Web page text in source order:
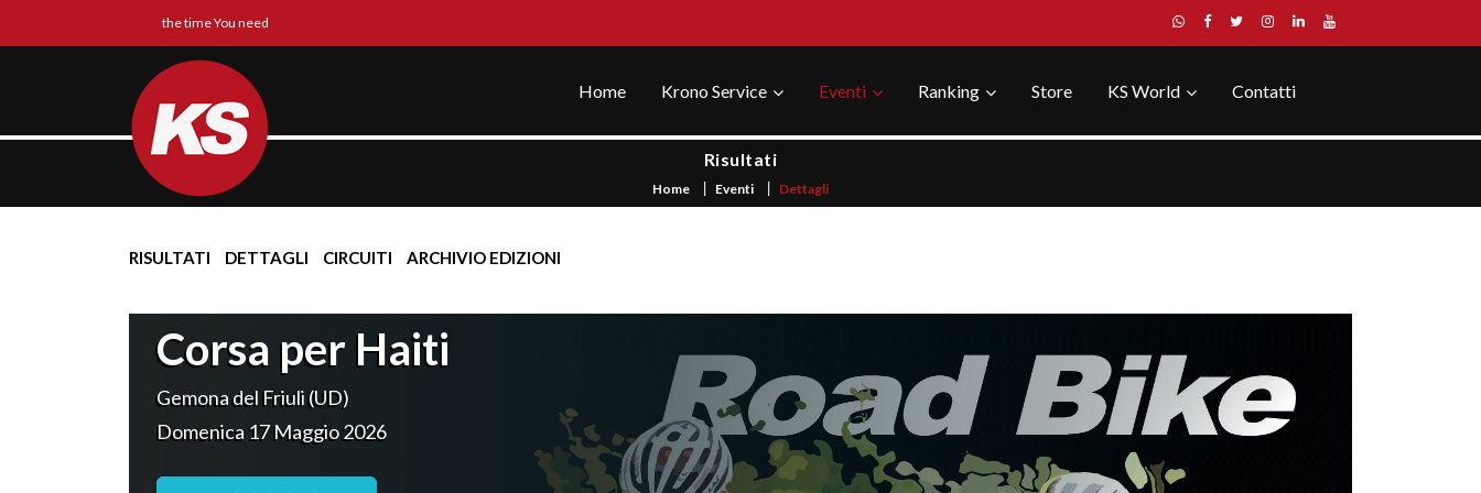
the time You need
Home Krono Service Eventi Ranking Store KS World Contatti
Risultati
Home Eventi Dettagli
RISULTATI DETTAGLI CIRCUITI ARCHIVIO EDIZIONI
Corsa per Haiti
Gemona del Friuli (UD)
Domenica 17 Maggio 2026